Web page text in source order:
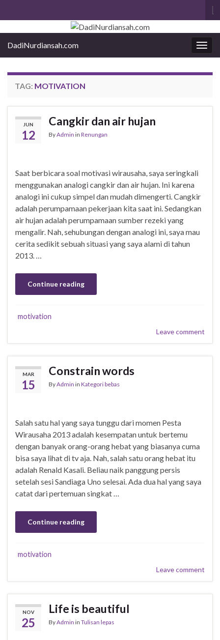
DadiNurdiansah.com
TAG: MOTIVATION
JUN
12
Cangkir dan air hujan
ByAdmin in Renungan
Saat berbicara soal motivasi wirausaha, saya seringkali
menggunakan analogi cangkir dan air hujan. Ini karena
analogi ini cukup simpel dan mudah dimengerti. Cangkir
adalah perumpamaan pekerjaan kita saat ini. Sedangkan
air hujan adalah perumpamaan sumber rezeki yang
mengalir. Nah, sehubungan dengan analogi ini, saya mau
cerita sedikit sebuah situasi yang saya alami di tahun
2013. …
Continue reading
motivation
Leave comment
MAR
15
Constrain words
ByAdmin in Kategori bebas
Salah satu hal yang saya tunggu dari momen Pesta
Wirausaha 2013 adalah kesempatan untuk bertemu
dengan banyak orang-orang hebat yang biasanya cuma
bisa saya lihat di tv aja. Nah, salah satu orang hebat itu
adalah Renald Kasali. Beliau naik panggung persis
setelah sesi Sandiaga Uno selesai. Ada dua hal yang saya
catat dari pertemuan singkat …
Continue reading
motivation
Leave comment
NOV
25
Life is beautiful
ByAdmin in Tulisan lepas